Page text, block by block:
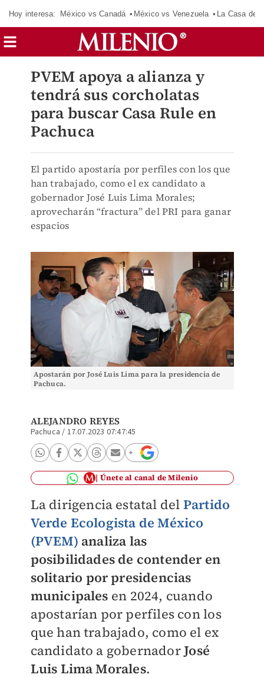
Hoy interesa: México vs Canadá México vs Venezuela La Casa de
PVEM apoya a alianza y
tendrá sus corcholatas
para buscar Casa Rule en
Pachuca
El partido apostaría por perfiles con los que
han trabajado, como el ex candidato a
gobernador José Luis Lima Morales;
aprovecharán “fractura” del PRI para ganar
espacios
Apostarán por José Luis Lima para la presidencia de
Pachuca.
ALEJANDRO REYES
Pachuca / 17.07.2023 07:47:45
Únete al canal de Milenio
La dirigencia estatal del Partido
Verde Ecologista de México
(PVEM) analiza las
posibilidades de contender en
solitario por presidencias
municipales en 2024, cuando
apostarían por perfiles con los
que han trabajado, como el ex
candidato a gobernadorJosé
Luis Lima Morales.